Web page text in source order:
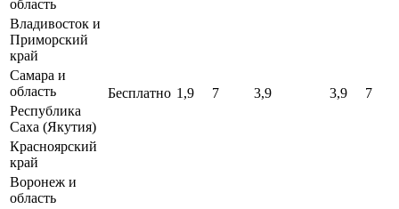
Бесплатно 1,9 7 3,9 3,9 7
область
Владивосток и
Приморский
край
Самара и
область
Республика
Саха (Якутия)
Красноярский
край
Воронеж и
область